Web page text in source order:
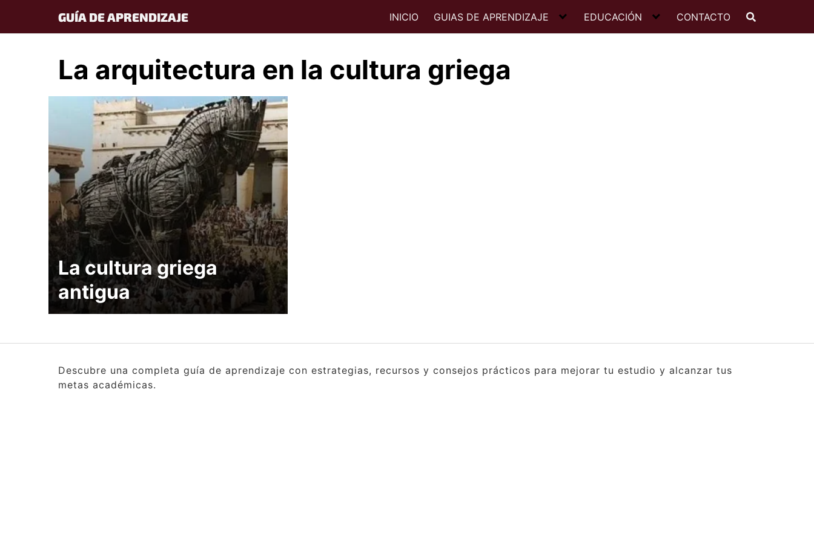
content
GUÍA DE APRENDIZAJE INICIO GUIAS DE APRENDIZAJE EDUCACIÓN CONTACTO
La arquitectura en la cultura griega
La cultura griega
antigua
Descubre una completa guía de aprendizaje con estrategias, recursos y consejos prácticos para mejorar tu estudio y alcanzar tus
metas académicas.